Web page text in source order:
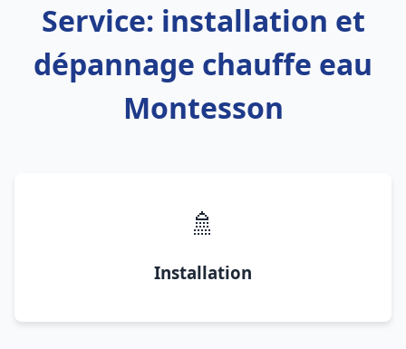
Service: installation et
dépannage chauffe eau
Montesson
🚿
Installation